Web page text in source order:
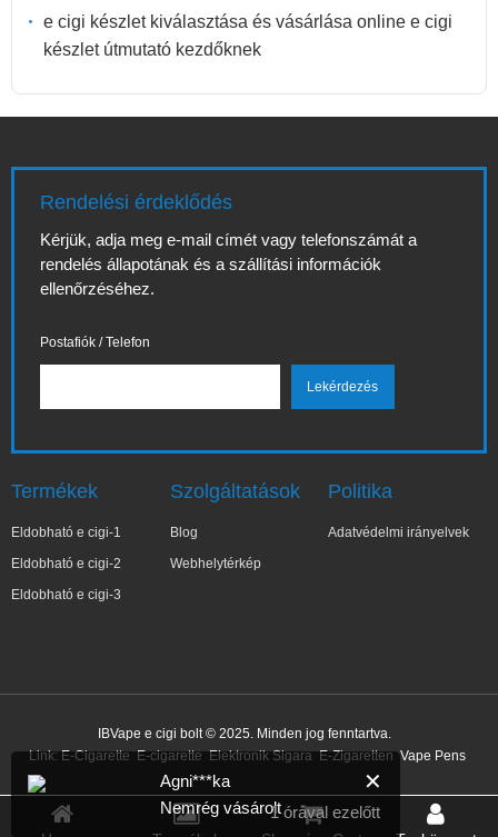
e cigi készlet kiválasztása és vásárlása online e cigi
készlet útmutató kezdőknek
Rendelési érdeklődés
Kérjük, adja meg e-mail címét vagy telefonszámát a
rendelés állapotának és a szállítási információk
ellenőrzéséhez.
Postafiók / Telefon
Termékek
Eldobható e cigi-1
Eldobható e cigi-2
Eldobható e cigi-3
Szolgáltatások
Blog
Webhelytérkép
Politika
Adatvédelmi irányelvek
IBVape e cigi bolt © 2025. Minden jog fenntartva.
Link: E-Cigarette E-cigarette Elektronik Sigara E-Zigaretten Vape Pens
✕
Agni***ka
Nemrég vásárolt1 órával ezelőtt